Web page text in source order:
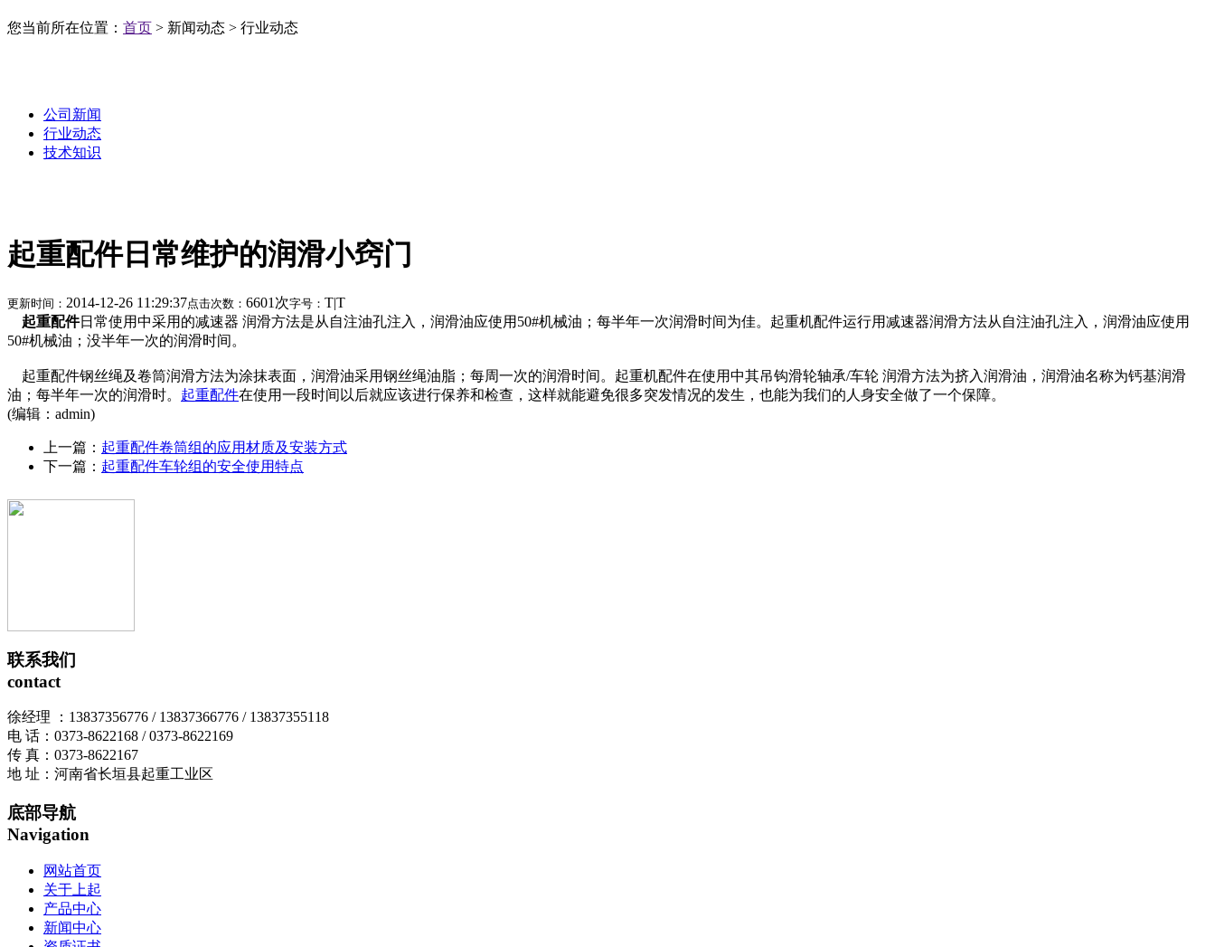
您当前所在位置： 首页 > 新闻动态 > 行业动态
公司新闻
行业动态
技术知识
起重配件日常维护的润滑小窍门
更新时间： 2014-12-26 11:29:37点击次数： 6601次字号： T|T
起重配件日常使用中采用的减速器 润滑方法是从自注油孔注入，润滑油应使用50#机械油；每半年一次润滑时间为佳。起重机配件运行用减速器润滑方法从自注油孔注入，润滑油应使用
50#机械油；没半年一次的润滑时间。
起重配件钢丝绳及卷筒润滑方法为涂抹表面，润滑油采用钢丝绳油脂；每周一次的润滑时间。起重机配件在使用中其吊钩滑轮轴承/车轮 润滑方法为挤入润滑油，润滑油名称为钙基润滑
油；每半年一次的润滑时。 起重配件在使用一段时间以后就应该进行保养和检查，这样就能避免很多突发情况的发生，也能为我们的人身安全做了一个保障。
(编辑：admin)
上一篇： 起重配件卷筒组的应用材质及安装方式
下一篇： 起重配件车轮组的安全使用特点
联系我们
contact
徐经理 ：13837356776 / 13837366776 / 13837355118
电 话：0373-8622168 / 0373-8622169
传 真：0373-8622167
地 址：河南省长垣县起重工业区
底部导航
Navigation
网站首页
关于上起
产品中心
新闻中心